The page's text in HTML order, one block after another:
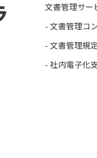
文書管理サー
- 文書管理コ
- 文書管理規
- 社内電子化